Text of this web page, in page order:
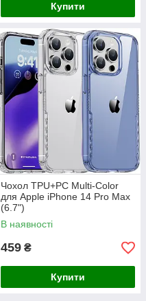
Купити
Чохол TPU+PC Multi-Color
для Apple iPhone 14 Pro Max
(6.7")
В наявності
459 ₴
Купити